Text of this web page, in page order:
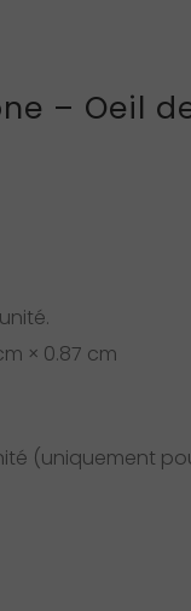
– Oeil
× 0.87 cm
(uniquement